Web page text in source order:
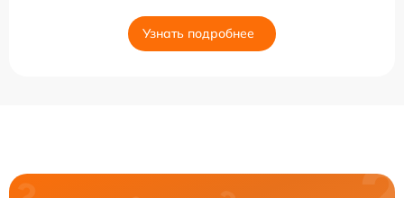
Узнать подробнее